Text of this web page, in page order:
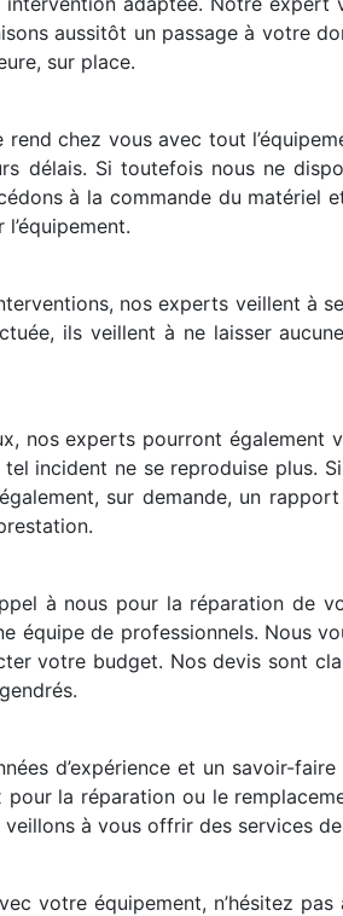
aussitôt un passage à votre
sur place.
rend chez vous avec tout
délais. Si toutefois nous ne
à la commande du matériel
nos experts veillent à
ils veillent à ne laisser
nos experts pourront
tel incident ne se reproduise plus.
sur demande, un
à nous pour la réparation de
équipe de professionnels. Nous
votre budget. Nos devis sont
d’expérience et un savoir-
la réparation ou le
à vous offrir des services
votre équipement, n’hésitez